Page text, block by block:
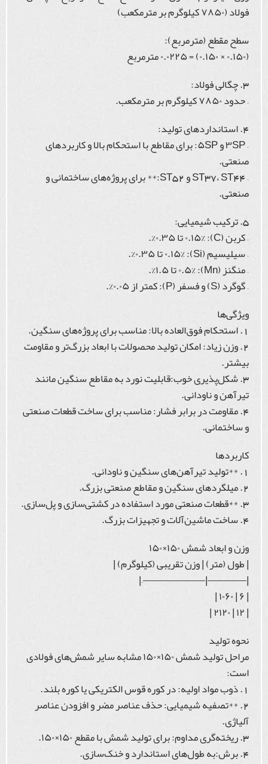
فولاد (۷۸۵۰ کیلوگرم بر مترمکعب)
سطح مقطع (مترمربع):
(۰.۱۵۰ × ۰.۱۵۰) = ۰.۰۲۲۵ مترمربع
3. چگالی فولاد:
– حدود ۷۸۵۰ کیلوگرم بر مترمکعب.
4. استانداردهای تولید:
– ۳SP و ۵SP: برای مقاطع با استحکام بالا و کاربردهای
صنعتی.
– ST37، ST44 و ST52:** برای پروژه‌های ساختمانی و
صنعتی.
5. ترکیب شیمیایی:
– کربن (C): ۰.۱۵% تا ۰.۳۵%.
– سیلیسیم (Si): ۰.۱۵% تا ۰.۳۵%.
– منگنز (Mn): ۰.۵% تا ۱.۵%.
– گوگرد (S) و فسفر (P): کمتر از ۰.۰۵%.
ویژگی‌ها
1. استحکام فوق‌العاده بالا: مناسب برای پروژه‌های سنگین.
2. وزن زیاد: امکان تولید محصولات با ابعاد بزرگ‌تر و مقاومت
بیشتر.
3. شکل‌پذیری خوب:قابلیت نورد به مقاطع سنگین مانند
تیرآهن و ناودانی.
4. مقاومت در برابر فشار: مناسب برای ساخت قطعات صنعتی
و ساختمانی.
کاربردها
1. **تولید تیرآهن‌های سنگین و ناودانی.
2. میلگردهای سنگین و مقاطع صنعتی بزرگ.
3. **قطعات صنعتی مورد استفاده در کشتی‌سازی و پل‌سازی.
4. ساخت ماشین‌آلات و تجهیزات بزرگ.
وزن و ابعاد شمش ۱۵۰×۱۵۰
| طول (متر) | وزن تقریبی (کیلوگرم) |
|—————|————————–|
| ۶ | ۱۰۶۰ |
| ۱۲ | ۲۱۲۰ |
نحوه تولید
مراحل تولید شمش ۱۵۰×۱۵۰ مشابه سایر شمش‌های فولادی
است:
1. ذوب مواد اولیه: در کوره قوس الکتریکی یا کوره بلند.
2. **تصفیه شیمیایی: حذف عناصر مضر و افزودن عناصر
آلیاژی.
3. ریخته‌گری مداوم: برای تولید شمش با مقطع ۱۵۰×۱۵۰.
4. برش:به طول‌های استاندارد و خنک‌سازی.